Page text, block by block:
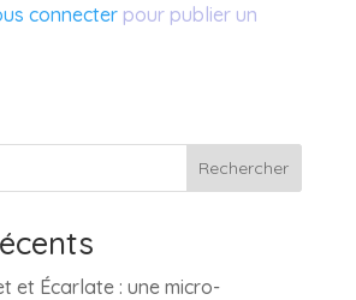
connecterpour publier un
Rechercher
et Écarlate : une micro-